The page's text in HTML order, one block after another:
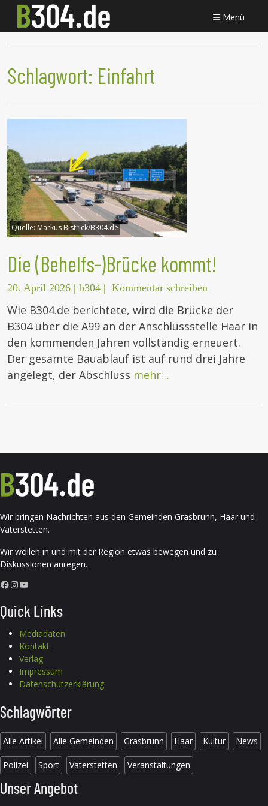
Menü
Schlagwort: Einfahrt
Quelle: Markus Bistrick/B304.de
Die (Behelfs-)Brücke kommt!
20. April 2026 | b304 | Kommentar schreiben
Wie B304.de berichtete, wird die Brücke der
B304 über die A99 an der Anschlussstelle Haar in
den kommenden Jahren vollständig erneuert.
Der gesamte Bauablauf ist auf rund drei Jahre
angelegt, der Abschluss mehr…
Wir bringen Nachrichten aus den Gemeinden Grasbrunn, Haar und
Vaterstetten.
Wir wollen in und mit der Region etwas bewegen und zu
Diskussionen anregen.
Facebook InstagramYouTube
Quick Links
Mediadaten
Kontakt
Verlag
Impressum
Datenschutzerklärung
Schlagwörter
Alle Artikel Alle Gemeinden Grasbrunn Haar Kultur News
Polizei Sport Vaterstetten Veranstaltungen
Unser Angebot